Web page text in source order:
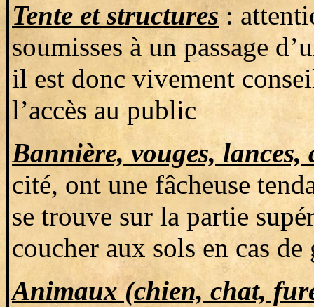
Tente et structures:
soumisses à un passage
il est donc vivement
l’accès au public
Bannière, vouges,
cité, ont une fâcheuse
se trouve sur la partie
coucher aux sols en cas
Animaux (chien, chat,